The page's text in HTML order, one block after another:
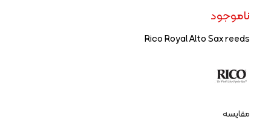
ناموجود
Rico Royal Alto Sax reeds
مقایسه